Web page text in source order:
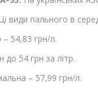
Ці види пального в
– 54,83 грн/л.
54 грн за літр.
– 57,99 грн/л.